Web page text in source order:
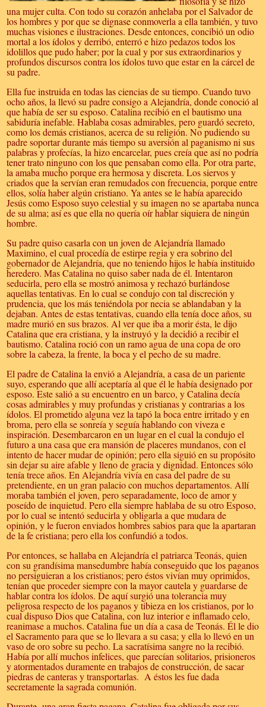
una mujer culta. Con todo su corazón anhelaba por el Salvador de
los hombres y por que se dignase conmoverla a ella también, y tuvo
muchas visiones e ilustraciones. Desde entonces, concibió un odio
mortal a los ídolos y derribó, enterró e hizo pedazos todos los
idolillos que pudo haber; por la cual y por sus extraordinarios y
profundos discursos contra los ídolos tuvo que estar en la cárcel de
su padre.
Ella fue instruida en todas las ciencias de su tiempo. Cuando tuvo
ocho años, la llevó su padre consigo a Alejandría, donde conoció al
que había de ser su esposo. Catalina recibió en el bautismo una
sabiduría inefable. Hablaba cosas admirables, pero guardó secreto,
como los demás cristianos, acerca de su religión. No pudiendo su
padre soportar durante más tiempo su aversión al paganismo ni sus
palabras y profecías, la hizo encarcelar, pues creía que así no podría
tener trato ninguno con los que pensaban como ella. Por otra parte,
la amaba mucho porque era hermosa y discreta. Los siervos y
criados que la servían eran remudados con frecuencia, porque entre
ellos, solía haber algún cristiano. Ya antes se le había aparecido
Jesús como Esposo suyo celestial y su imagen no se apartaba nunca
de su alma; así es que ella no quería oír hablar siquiera de ningún
hombre.
Su padre quiso casarla con un joven de Alejandría llamado
Maximino, el cual procedía de estirpe regia y era sobrino del
gobernador de Alejandría, que no teniendo hijos le había instituido
heredero. Mas Catalina no quiso saber nada de él. Intentaron
seducirla, pero ella se mostró animosa y rechazó burlándose
aquellas tentativas. En lo cual se condujo con tal discreción y
prudencia, que los más teniéndola por necia se ablandaban y la
dejaban. Antes de estas tentativas, cuando ella tenía doce años, su
madre murió en sus brazos. Al ver que iba a morir ésta, le dijo
Catalina que era cristiana, y la instruyó y la decidió a recibir el
bautismo. Catalina roció con un ramo agua de una copa de oro
sobre la cabeza, la frente, la boca y el pecho de su madre.
El padre de Catalina la envió a Alejandría, a casa de un pariente
suyo, esperando que allí aceptaría al que él le había designado por
esposo. Este salió a su encuentro en un barco, y Catalina decía
cosas admirables y muy profundas y cristianas y contrarias a los
ídolos. El prometido alguna vez la tapó la boca entre irritado y en
broma, pero ella se sonreía y seguía hablando con viveza e
inspiración. Desembarcaron en un lugar en el cual la condujo el
futuro a una casa que era mansión de placeres mundanos, con el
intento de hacer mudar de opinión; pero ella siguió en su propósito
sin dejar su aire afable y lleno de gracia y dignidad. Entonces sólo
tenía trece años. En Alejandría vivía en casa del padre de su
pretendiente, en un gran palacio con muchos departamentos. Allí
moraba también el joven, pero separadamente, loco de amor y
poseído de inquietud. Pero ella siempre hablaba de su otro Esposo,
por lo cual se intentó seducirla y obligarla a que mudara de
opinión, y le fueron enviados hombres sabios para que la apartaran
de la fe cristiana; pero ella los confundió a todos.
Por entonces, se hallaba en Alejandría el patriarca Teonás, quien
con su grandísima mansedumbre había conseguido que los paganos
no persiguieran a los cristianos; pero éstos vivían muy oprimidos,
tenían que proceder siempre con la mayor cautela y guardarse de
hablar contra los ídolos. De aquí surgió una tolerancia muy
peligrosa respecto de los paganos y tibieza en los cristianos, por lo
cual dispuso Dios que Catalina, con luz interior e inflamado celo,
reanimase a muchos. Catalina fue un día a casa de Teonás. Él le dio
el Sacramento para que se lo llevara a su casa; y ella lo llevó en un
vaso de oro sobre su pecho. La sacratísima sangre no la recibió.
Había por allí muchos infelices, que parecían solitarios, prisioneros
y atormentados duramente en trabajos de construcción, de sacar
piedras de canteras y transportarlas. A éstos les fue dada
secretamente la sagrada comunión.